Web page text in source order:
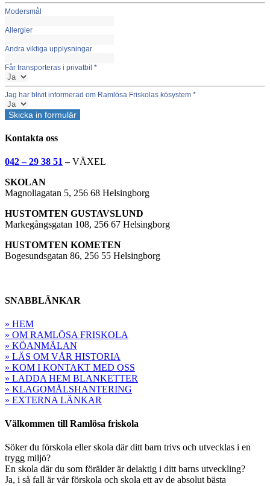
Modersmål
Allergier
Andra viktiga upplysningar
Får transporteras i privatbil *
Jag har blivit informerad om Ramlösa Friskolas kösystem *
Skicka in formulär
Kontakta oss
042 – 29 38 51 –VÄXEL
SKOLAN
Magnoliagatan 5, 256 68 Helsingborg
HUSTOMTEN GUSTAVSLUND
Markegångsgatan 108, 256 67 Helsingborg
HUSTOMTEN KOMETEN
Bogesundsgatan 86, 256 55 Helsingborg
SNABBLÄNKAR
» HEM
» OM RAMLÖSA FRISKOLA
» KÖANMÄLAN
» LÄS OM VÅR HISTORIA
» KOM I KONTAKT MED OSS
» LADDA HEM BLANKETTER
» KLAGOMÅLSHANTERING
» EXTERNA LÄNKAR
Välkommen till Ramlösa friskola
Söker du förskola eller skola där ditt barn trivs och utvecklas i en
trygg miljö?
En skola där du som förälder är delaktig i ditt barns utveckling?
Ja, i så fall är vår förskola och skola ett av de absolut bästa